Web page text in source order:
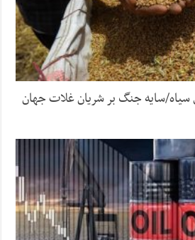
سیاه/سایه جنگ بر شریان غلات جهان